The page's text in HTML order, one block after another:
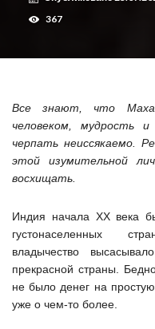
367
Все знают, что
человеком, мудрость
черпать неиссякаемо.
этой изумительной
восхищать.
Индия начала XX века
густонаселенных
владычество
прекрасной страны.
не было денег на
уже о чем-то более.